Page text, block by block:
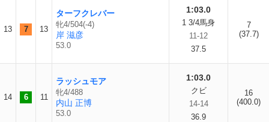
13 7 13
ターフクレバー
牝4/504(-4)
岸 滋彦
53.0
1:03.0
1 3/4馬身
11-12
37.5
7
(37.7)
14 6 11
ラッシュモア
牝4/488
内山 正博
53.0
1:03.0
クビ
14-14
36.9
16
(400.0)